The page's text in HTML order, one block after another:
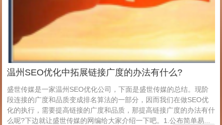
温州SEO优化中拓展链接广度的办法有什么?
盛世传媒是一家温州SEO优化公司，下面是盛世传媒的总结。现阶
段连接的广度和品质变成排名算法的一部分，因而我们在做SEO优
化的执行，需要提高链接的广度和品质，那提高链接广度的办法有什
么呢?下边就让盛世传媒的网编给大家介绍一下吧。1.公布简单易...